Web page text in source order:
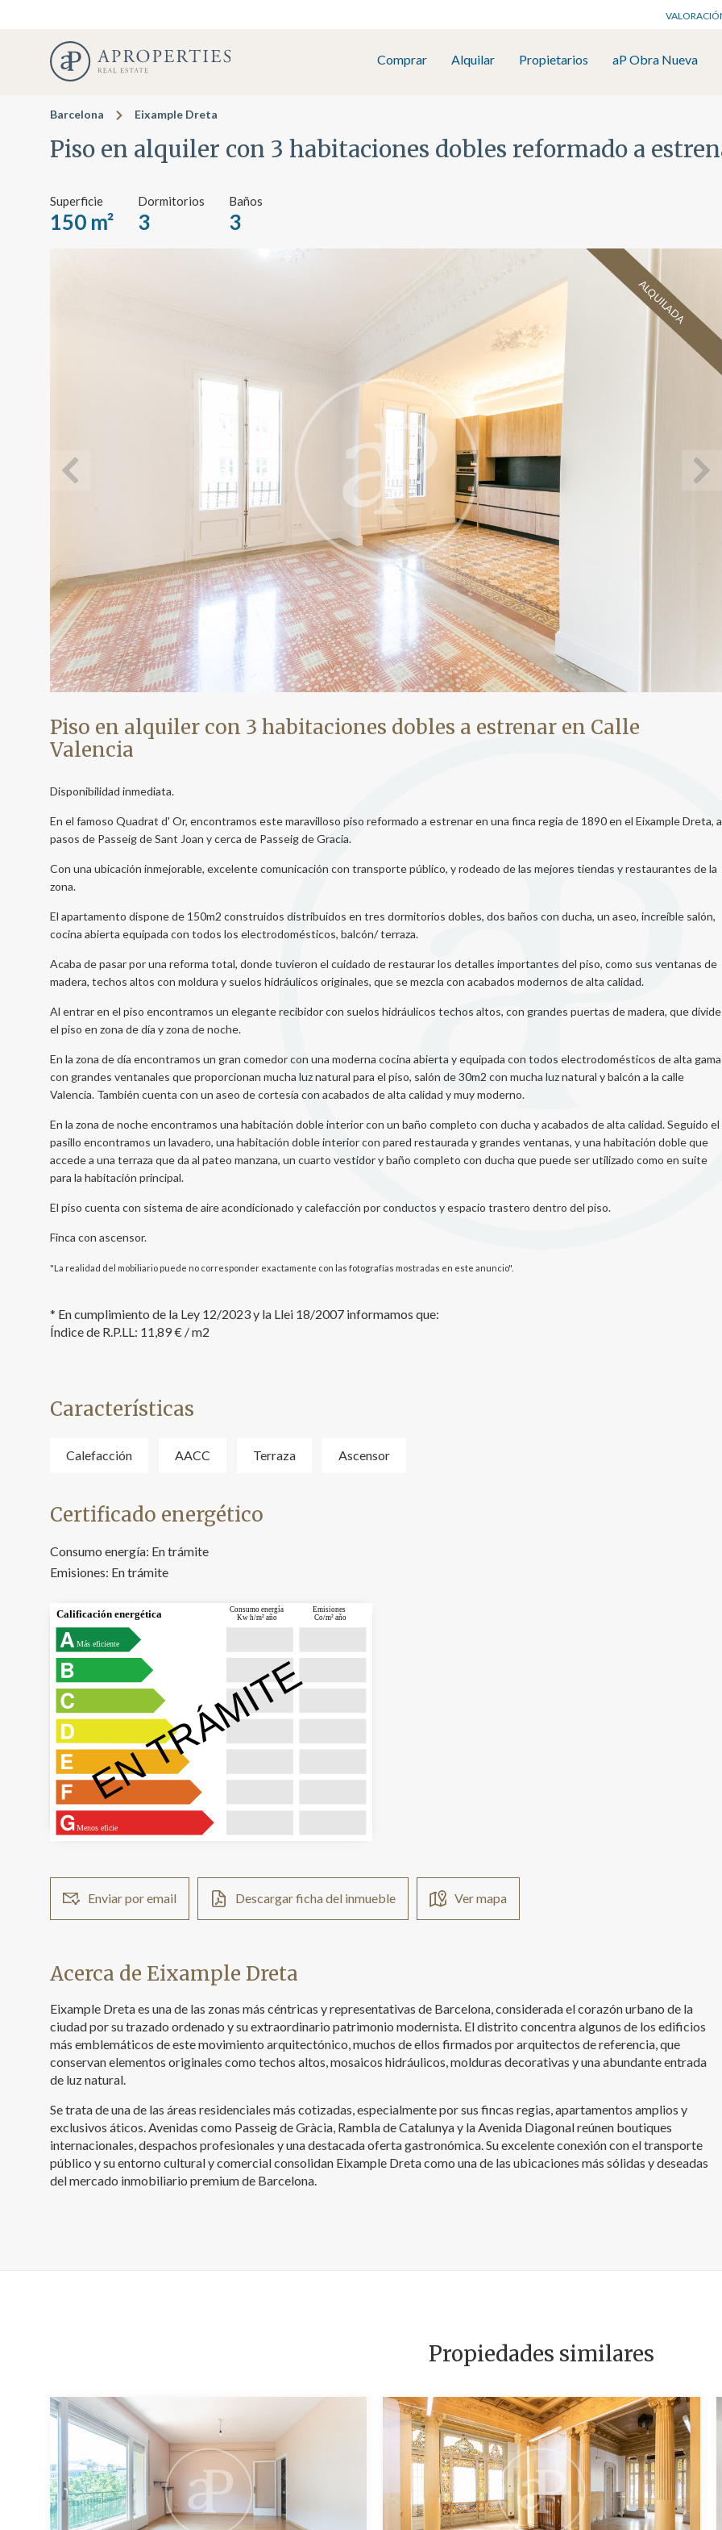
Comprar Alquilar Propietarios aP Obra Nueva
Barcelona Eixample Dreta
Piso en alquiler con 3 habitaciones dobles reformado a
Superficie
150 m²
Dormitorios
3
Baños
3
ALQUILADA
Piso en alquiler con 3 habitaciones dobles a estrenar en Calle
Valencia
Disponibilidad inmediata.
En el famoso Quadrat d' Or, encontramos este maravilloso piso reformado a estrenar en una finca regia de 1890 en el Eixample Dreta, a
pasos de Passeig de Sant Joan y cerca de Passeig de Gracia.
Con una ubicación inmejorable, excelente comunicación con transporte público, y rodeado de las mejores tiendas y restaurantes de la
zona.
El apartamento dispone de 150m2 construidos distribuidos en tres dormitorios dobles, dos baños con ducha, un aseo, increíble salón,
cocina abierta equipada con todos los electrodomésticos, balcón/ terraza.
Acaba de pasar por una reforma total, donde tuvieron el cuidado de restaurar los detalles importantes del piso, como sus ventanas de
madera, techos altos con moldura y suelos hidráulicos originales, que se mezcla con acabados modernos de alta calidad.
Al entrar en el piso encontramos un elegante recibidor con suelos hidráulicos techos altos, con grandes puertas de madera, que divide
el piso en zona de día y zona de noche.
En la zona de día encontramos un gran comedor con una moderna cocina abierta y equipada con todos electrodomésticos de alta gama
con grandes ventanales que proporcionan mucha luz natural para el piso, salón de 30m2 con mucha luz natural y balcón a la calle
Valencia. También cuenta con un aseo de cortesía con acabados de alta calidad y muy moderno.
En la zona de noche encontramos una habitación doble interior con un baño completo con ducha y acabados de alta calidad. Seguido el
pasillo encontramos un lavadero, una habitación doble interior con pared restaurada y grandes ventanas, y una habitación doble que
accede a una terraza que da al pateo manzana, un cuarto vestidor y baño completo con ducha que puede ser utilizado como en suite
para la habitación principal.
El piso cuenta con sistema de aire acondicionado y calefacción por conductos y espacio trastero dentro del piso.
Finca con ascensor.
"La realidad del mobiliario puede no corresponder exactamente con las fotografías mostradas en este anuncio".
* En cumplimiento de la Ley 12/2023 y la Llei 18/2007 informamos que:
Índice de R.P.LL: 11,89 € / m2
Características
Calefacción AACC Terraza Ascensor
Certificado energético
Consumo energía: En trámite
Emisiones: En trámite
Más eficiente
Menos eficie
Calificación energética
Consumo energía
Kw h/m² año
Emisiones
Co/m² año
EN TRÁMITE
Enviar por email Descargar ficha del inmueble Ver mapa
Acerca de Eixample Dreta
Eixample Dreta es una de las zonas más céntricas y representativas de Barcelona, considerada el corazón urbano de la
ciudad por su trazado ordenado y su extraordinario patrimonio modernista. El distrito concentra algunos de los edificios
más emblemáticos de este movimiento arquitectónico, muchos de ellos firmados por arquitectos de referencia, que
conservan elementos originales como techos altos, mosaicos hidráulicos, molduras decorativas y una abundante entrada
de luz natural.
Se trata de una de las áreas residenciales más cotizadas, especialmente por sus fincas regias, apartamentos amplios y
exclusivos áticos. Avenidas como Passeig de Gràcia, Rambla de Catalunya y la Avenida Diagonal reúnen boutiques
internacionales, despachos profesionales y una destacada oferta gastronómica. Su excelente conexión con el transporte
público y su entorno cultural y comercial consolidan Eixample Dreta como una de las ubicaciones más sólidas y deseadas
del mercado inmobiliario premium de Barcelona.
Propiedades similares
Modificar cookies
Técnicas y funcionales
Este sitio web utiliza Cookies propias para recopilar información con la finalidad
mejorar nuestros servicios. Si continua navegando, supone la aceptación de la
instalación de las mismas. El usuario tiene la posibilidad de configurar su
pudiendo, si así lo desea, impedir que sean instaladas en su disco duro,
deberá tener en cuenta que dicha acción podrá ocasionar dificultades de
que hacen los usuarios del servicio. Permiten guardar la información de
del usuario para mejorar la calidad de nuestros servicios y para ofrecer una
Estas cookies son utilizadas para almacenar información sobre las
elecciones personales del usuario a través de la observación continuada de sus
en el sitio web y mostrar publicidad relacionada con el perfil de navegación del
Guardar configuración Aceptar todas